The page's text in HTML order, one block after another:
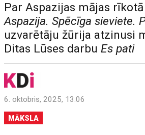
Par Aspazijas mājas
Aspazija. Spēcīga sieviete.
uzvarētāju žūrija atzinusi
Ditas Lūses darbuEs pati
6. oktobris, 2025, 13:06
MĀKSLA